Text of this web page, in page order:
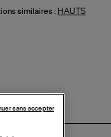
similaires : HAUTS
sans accepter